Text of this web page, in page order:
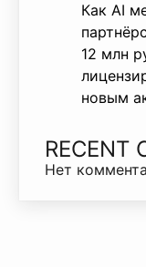
Как AI
12 млн
новым
RECENT
Нет